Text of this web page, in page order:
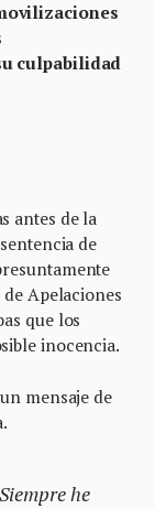
culpabilidad
antes de la
de
Apelaciones
que los
inocencia.
mensaje de
he